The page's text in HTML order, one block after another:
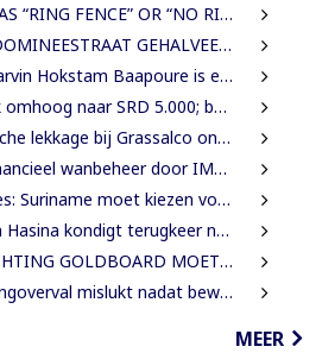
OR “NO RING FENCE”? THAT IS THE QUESTION!
TOT TWEE WEKEN NA ERNSTIGE VERKEERSCHAOS
Baapoure is een thriller die je niet meer loslaat
betalingsregeling van drie naar twee termijnen
Grassalco onderzocht als oorzaak vissterfte
door IMEAO-2-directeur, wel procedurele fouten
kiezen voor presidentieel of parlementair stelsel
naar Bangladesh aan ondanks doodstraf
GOUDSECTOR ORDENEN EN STAATSINKOMSTEN VERHOGEN
nadat bewoners en buren alarm slaan
MEER